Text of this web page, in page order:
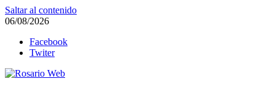
Saltar al contenido
06/08/2026
Facebook
Twiter